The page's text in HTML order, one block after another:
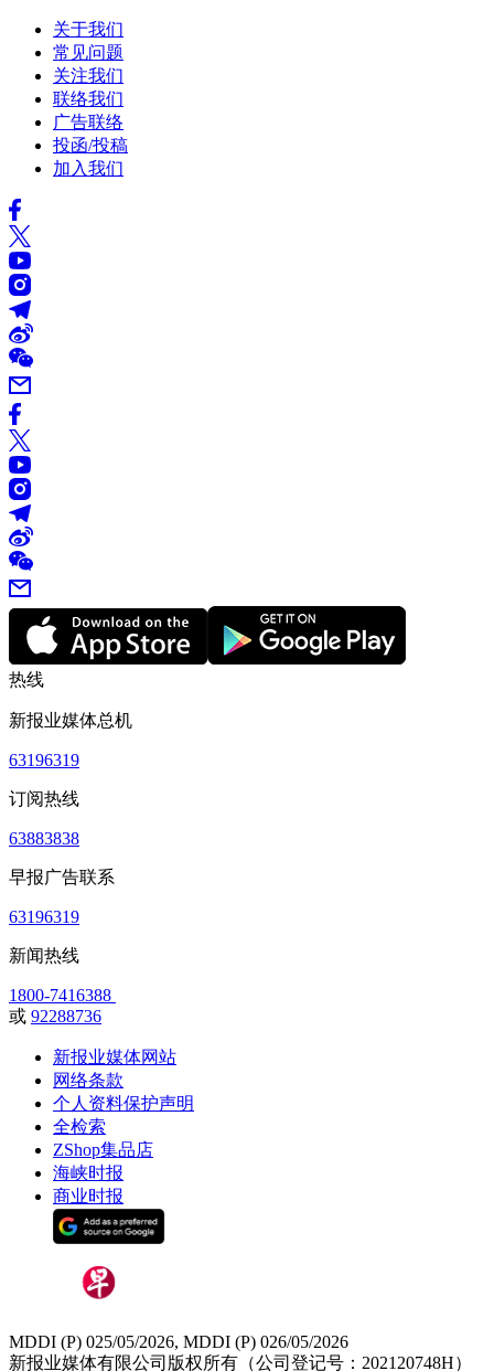
关于我们
常见问题
关注我们
联络我们
广告联络
投函/投稿
加入我们
热线
新报业媒体总机
63196319
订阅热线
63883838
早报广告联系
63196319
新闻热线
1800-7416388
或 92288736
新报业媒体网站
网络条款
个人资料保护声明
全检索
ZShop集品店
海峡时报
商业时报
MDDI (P) 025/05/2026, MDDI (P) 026/05/2026
新报业媒体有限公司版权所有（公司登记号：202120748H）